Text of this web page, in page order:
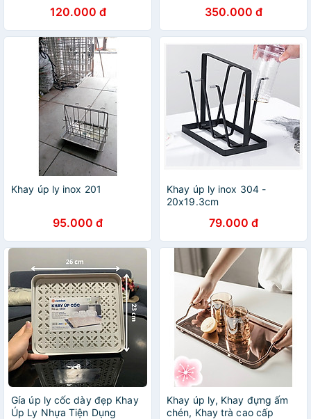
120.000 đ 350.000 đ
Khay úp ly inox 201
95.000 đ
Khay úp ly inox 304 -
20x19.3cm
79.000 đ
Gía úp ly cốc dày đẹp Khay
Úp Ly Nhựa Tiện Dụng
Khay úp ly, Khay đựng ấm
chén, Khay trà cao cấp